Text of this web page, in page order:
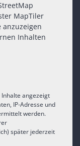
MapTiler
Inhalten
angezeigt
IP-Adresse und
werden.
später jederzeit